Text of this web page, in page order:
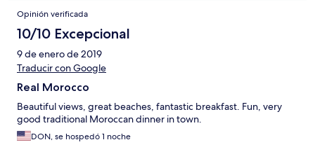
Opinión verificada
10/10 Excepcional
9 de enero de 2019
Traducir con Google
Real Morocco
Beautiful views, great beaches, fantastic breakfast. Fun, very
good traditional Moroccan dinner in town.
DON, se hospedó 1 noche